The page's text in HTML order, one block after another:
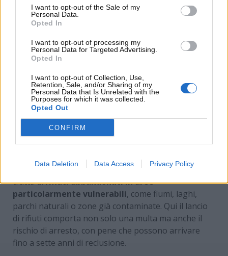
I want to opt-out of the Sale of my
Personal Data.
Opted In
I want to opt-out of processing my
Personal Data for Targeted Advertising.
Opted In
I want to opt-out of Collection, Use,
Retention, Sale, and/or Sharing of my
Personal Data that Is Unrelated with the
Purposes for which it was collected.
Opted Out
CONFIRM
Data Deletion Data Access Privacy Policy
Visualizza questo post su Instagram
La normativa si mostra ancora più severa quando si
tratta dirifiuti abbandonati in aree
particolarmente vulnerabili, come fiumi, laghi,
parchi naturali o zone già contaminate. Qui il lancio
di rifiuti comporta non solo una multa ma anche il
rischio di arresto, con pene che possono arrivare
fino a sette anni di reclusione.